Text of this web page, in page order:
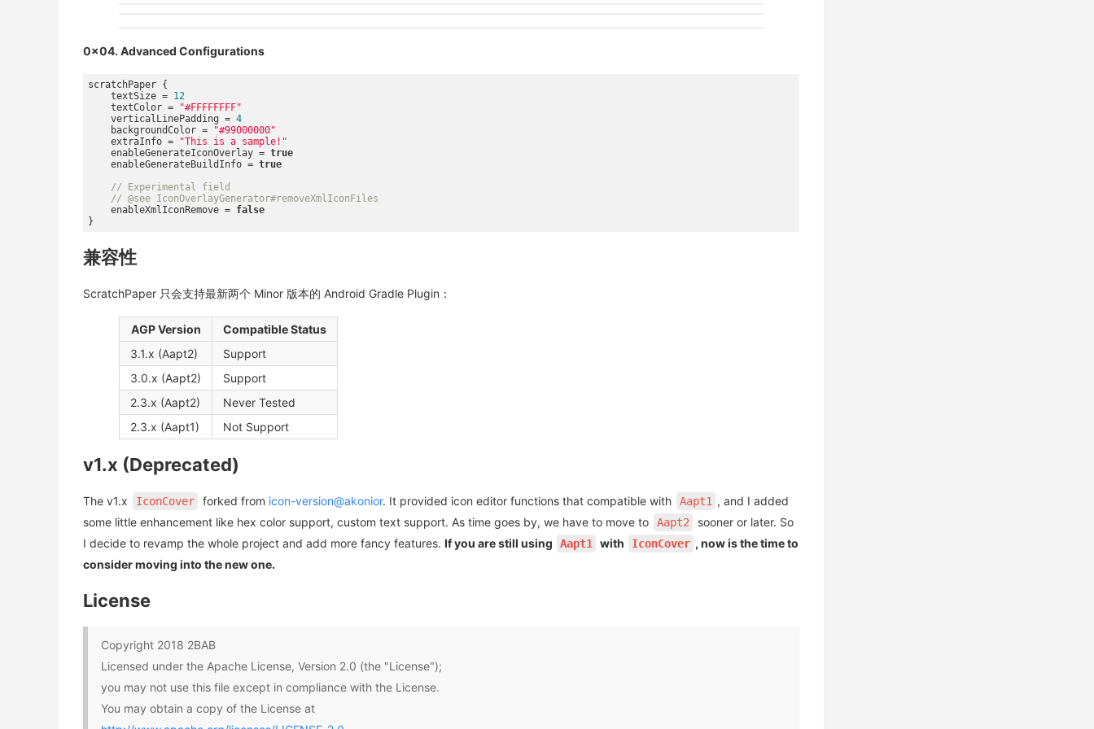
0x04. Advanced Configurations
scratchPaper {
    textSize =
12
    textColor =
"#FFFFFFFF"
    verticalLinePadding =
4
    backgroundColor =
"#99000000"
    extraInfo =
"This is a sample!"
    enableGenerateIconOverlay =
true
    enableGenerateBuildInfo =
true
// Experimental field
// @see IconOverlayGenerator#removeXmlIconFiles
    enableXmlIconRemove =
false
兼容性
ScratchPaper 只会支持最新两个 Minor 版本的 Android Gradle Plugin：
AGP Version
Compatible Status
3.1.x (Aapt2)
Support
3.0.x (Aapt2)
Support
2.3.x (Aapt2)
Never Tested
2.3.x (Aapt1)
Not Support
v1.x (Deprecated)
The v1.x IconCover forked from icon-version@akonior. It provided icon editor functions that compatible with Aapt1 , and I added
some little enhancement like hex color support, custom text support. As time goes by, we have to move to
Aapt2
sooner or later. So
I decide to revamp the whole project and add more fancy features. If you are still using Aapt1 with IconCover , now is the time to
consider moving into the new one.
License
Copyright 2018 2BAB
Licensed under the Apache License, Version 2.0 (the "License");
you may not use this file except in compliance with the License.
You may obtain a copy of the License at